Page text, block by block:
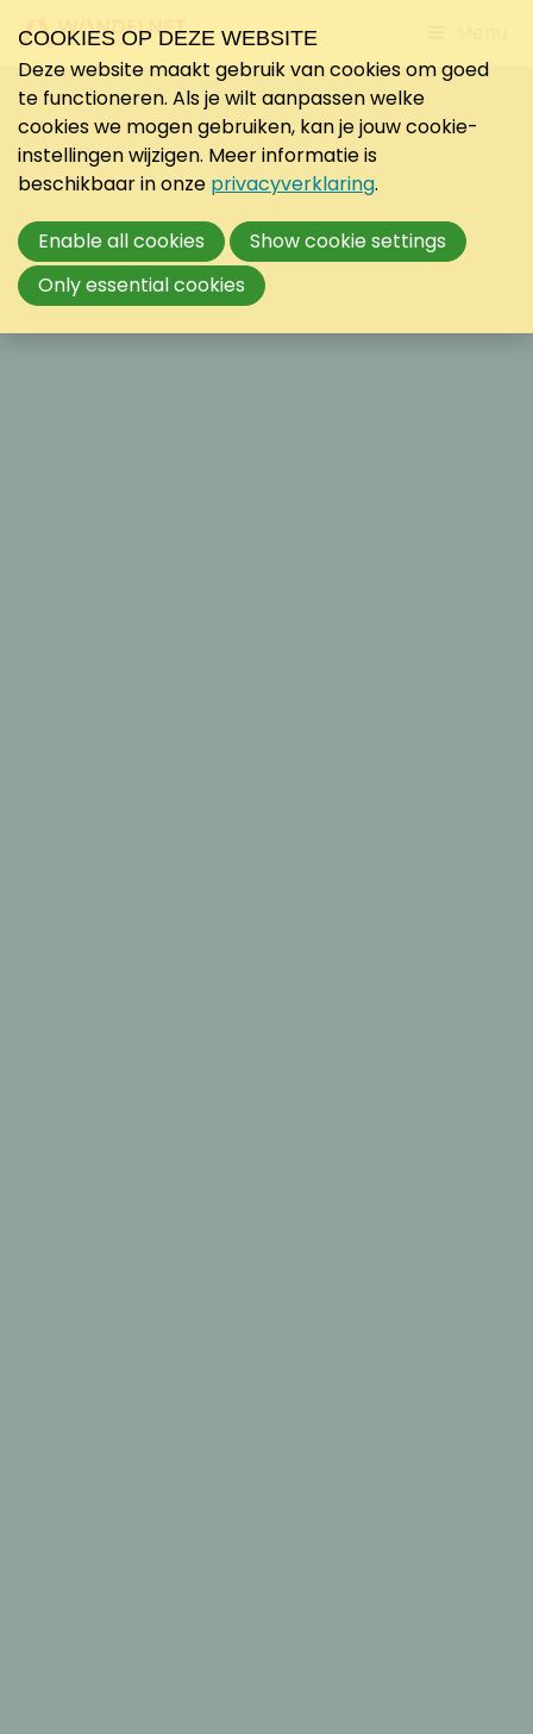
to
COOKIES OP DEZE WEBSITE
Deze website maakt gebruik van cookies om goed
te functioneren. Als je wilt aanpassen welke
cookies we mogen gebruiken, kan je jouw cookie-
instellingen wijzigen. Meer informatie is
beschikbaar in onze privacyverklaring.
Enable all cookies
Show cookie settings
Only essential cookies